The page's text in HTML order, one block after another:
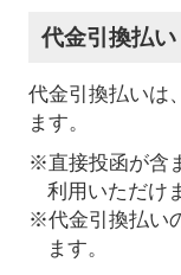
代金引換払い
代金引換払いは
ます。
※直接投函が含
利用いただけ
※代金引換払い
ます。